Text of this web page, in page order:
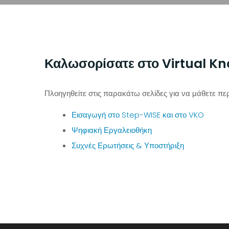
Καλωσορίσατε στο Virtual
Πλοηγηθείτε στις παρακάτω σελίδες για να μάθετε
Εισαγωγή στο Step-WISE και στο VKO
Ψηφιακή Εργαλειοθήκη
Συχνές Ερωτήσεις & Υποστήριξη